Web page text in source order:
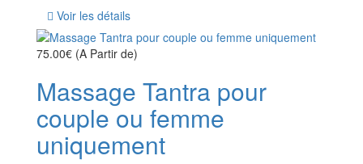
Voir les détails
75.00€ (A Partir de)
Massage Tantra pour
couple ou femme
uniquement